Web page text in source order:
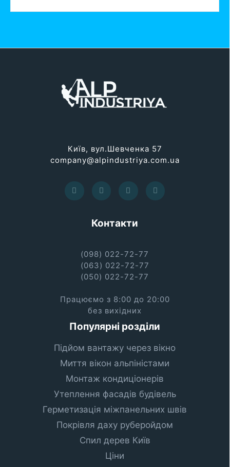
Київ, вул.Шевченка 57
company@alpindustriya.com.ua
Контакти
(098) 022-72-77
(063) 022-72-77
(050) 022-72-77
Працюємо з 8:00 до 20:00
без вихідних
Популярні розділи
Підйом вантажу через вікно
Миття вікон альпіністами
Монтаж кондиціонерів
Утеплення фасадів будівель
Герметизація міжпанельних швів
Покрівля даху руберойдом
Спил дерев Київ
Ціни